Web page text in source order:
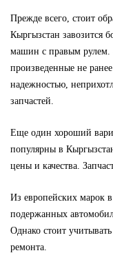
Прежде всего, стоит
Кыргызстан завозится
машин с правым рулем.
произведенные не
надежностью,
запчастей.
Еще один хороший
популярны в
цены и качества.
Из европейских марок
подержанных
Однако стоит
ремонта.